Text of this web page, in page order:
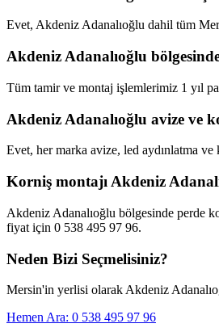
Evet, Akdeniz Adanalıoğlu dahil tüm
Akdeniz Adanalıoğlu
Tüm tamir ve montaj işlemlerimiz 1 yıl
Akdeniz Adanalıoğlu avize ve
Evet, her marka avize, led aydınlatma
Korniş montajı Akdeniz
Akdeniz Adanalıoğlu bölgesinde perde
fiyat için 0 538 495 97 96.
Neden Bizi Seçmelisiniz?
Mersin'in yerlisi olarak Akdeniz
Hemen Ara: 0 538 495 97 96